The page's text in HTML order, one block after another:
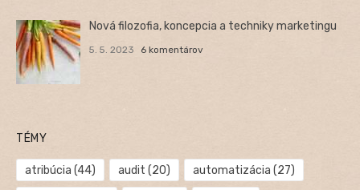
Nová filozofia, koncepcia a techniky marketingu
5. 5. 2023 6 komentárov
TÉMY
atribúcia (44) audit (20) automatizácia (27)